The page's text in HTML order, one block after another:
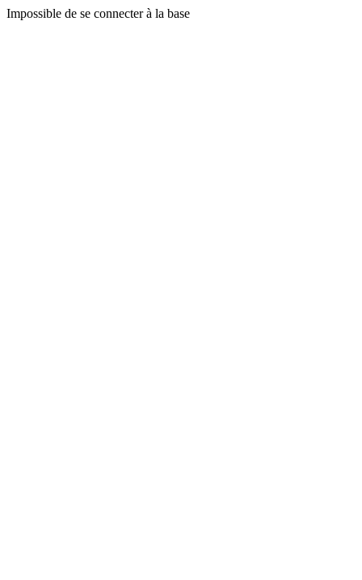
Impossible de se connecter à la base